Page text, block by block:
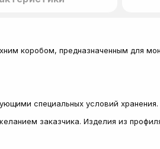
коробом, предназначенным для
специальных условий хранения.
заказчика. Изделия из